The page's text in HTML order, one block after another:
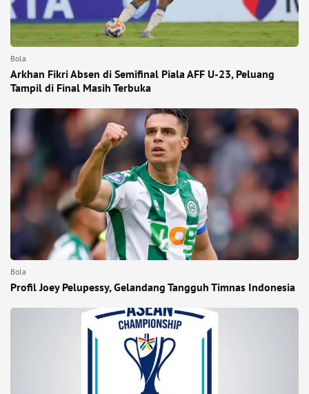
Bola
Arkhan Fikri Absen di Semifinal Piala AFF U-23, Peluang
Tampil di Final Masih Terbuka
Bola
Profil Joey Pelupessy, Gelandang Tangguh Timnas Indonesia